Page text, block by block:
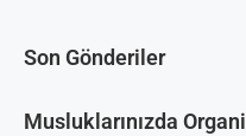
Son Gönderiler
Musluklarınızda